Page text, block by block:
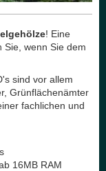
! Eine
Sie, wenn Sie dem
sind vor allem
Grünflächenämter
fachlichen und
16MB RAM